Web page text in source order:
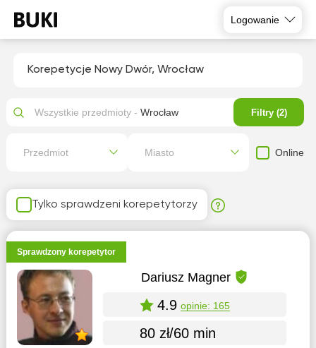
Logowanie
Korepetycje Nowy Dwór, Wrocław
Tylko sprawdzeni korepetytorzy
Sprawdzony korepetytor
Dariusz Magner
4.9 opinie: 165
80 zł/60 min
Wszystkie przedmioty - Wrocław Filtry (2)
Przedmiot Miasto Online